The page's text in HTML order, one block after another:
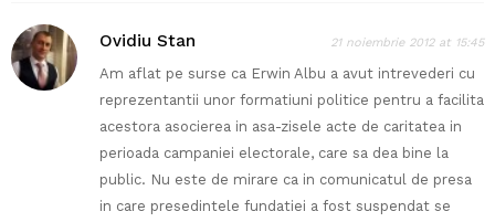
Ovidiu Stan 21 noiembrie 2012 at 15:45
Am aflat pe surse ca Erwin Albu a avut intrevederi cu
reprezentantii unor formatiuni politice pentru a facilita
acestora asocierea in asa-zisele acte de caritatea in
perioada campaniei electorale, care sa dea bine la
public. Nu este de mirare ca in comunicatul de presa
in care presedintele fundatiei a fost suspendat se